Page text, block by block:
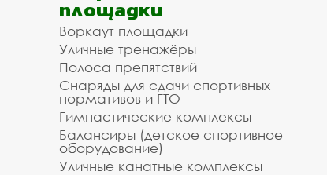
площадки
Воркаут площадки
Уличные тренажёры
Полоса препятствий
Снаряды для сдачи спортивных
нормативов и ГТО
Гимнастические комплексы
Балансиры (детское спортивное
оборудование)
Уличные канатные комплексы